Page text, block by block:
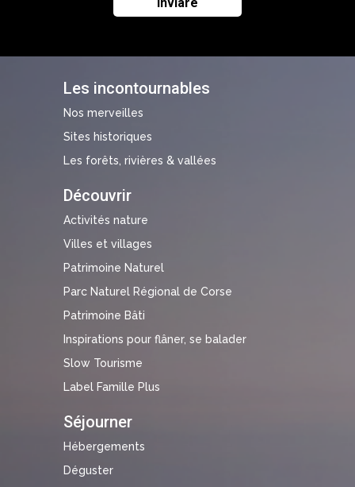
Les incontournables
Nos merveilles
Sites historiques
Les forêts, rivières & vallées
Découvrir
Activités nature
Villes et villages
Patrimoine Naturel
Parc Naturel Régional de Corse
Patrimoine Bâti
Inspirations pour flâner, se balader
Slow Tourisme
Label Famille Plus
Séjourner
Hébergements
Déguster